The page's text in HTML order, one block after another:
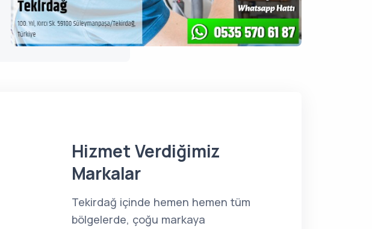
Hizmet Verdiğimiz
Markalar
Tekirdağ içinde hemen hemen tüm
bölgelerde, çoğu markaya